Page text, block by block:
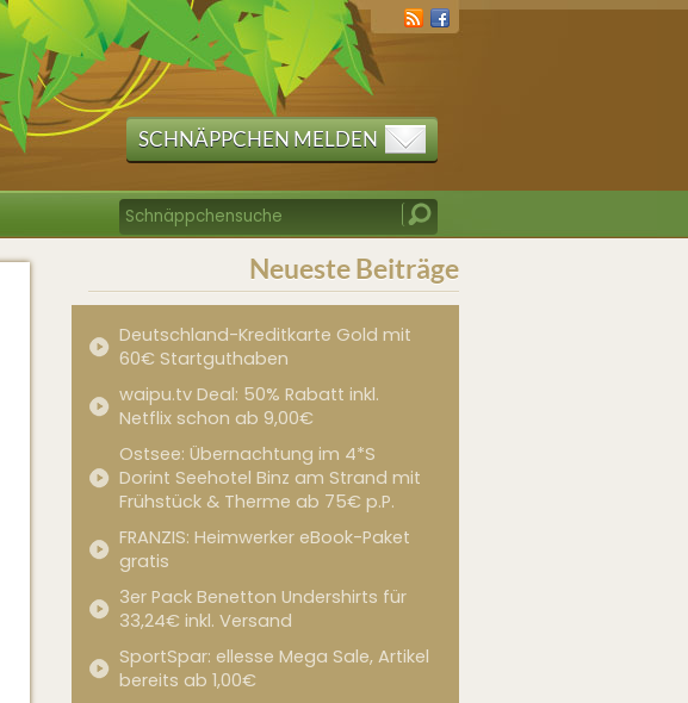
SCHNÄPPCHEN MELDEN
Neueste Beiträge
Deutschland-Kreditkarte Gold mit
60€ Startguthaben
waipu.tv Deal: 50% Rabatt inkl.
Netflix schon ab 9,00€
Ostsee: Übernachtung im 4*S
Dorint Seehotel Binz am Strand mit
Frühstück & Therme ab 75€ p.P.
FRANZIS: Heimwerker eBook-Paket
gratis
3er Pack Benetton Undershirts für
33,24€ inkl. Versand
SportSpar: ellesse Mega Sale, Artikel
bereits ab 1,00€